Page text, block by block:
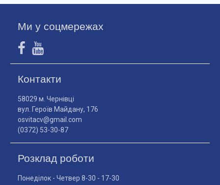
Ми у соцмережах
Контакти
58029 м. Чернівці
вул. Героїв Майдану, 176
osvitacv@gmail.com
(0372) 53-30-87
Розклад роботи
Понеділок - Четвер 8-30 - 17-30